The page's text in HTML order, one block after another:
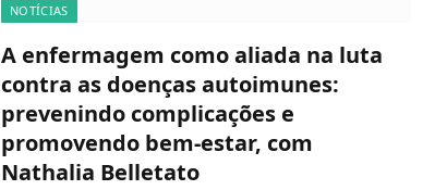
NOTÍCIAS
A enfermagem como aliada na luta
contra as doenças autoimunes:
prevenindo complicações e
promovendo bem-estar, com
Nathalia Belletato